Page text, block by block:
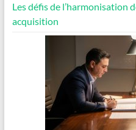
Les défis de l’harmonisation
acquisition